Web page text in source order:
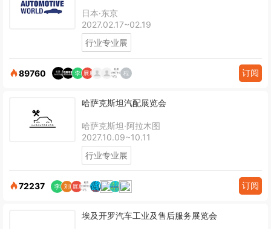
日本·东京
2027.02.17~02.19
行业专业展
89760 订阅
哈萨克斯坦汽配展览会
哈萨克斯坦·阿拉木图
2027.10.09~10.11
行业专业展
72237 订阅
埃及开罗汽车工业及售后服务展览会